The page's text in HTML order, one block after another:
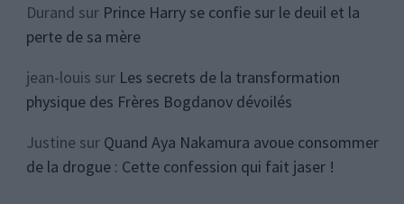
Durand sur Prince Harry se confie sur le deuil et la
perte de sa mère
jean-louis sur Les secrets de la transformation
physique des Frères Bogdanov dévoilés
Justinesur Quand Aya Nakamura avoue consommer
de la drogue : Cette confession qui fait jaser !